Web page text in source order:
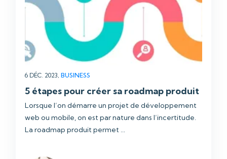
6 DÉC. 2023, BUSINESS
5 étapes pour créer sa roadmap produit
Lorsque l’on démarre un projet de développement
web ou mobile, on est par nature dans l’incertitude.
La roadmap produit permet ...